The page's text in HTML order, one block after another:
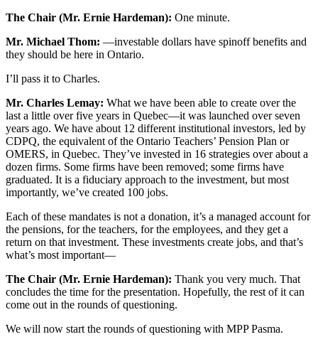
The Chair (Mr. Ernie Hardeman): One minute.
Mr. Michael Thom: —investable dollars have spinoff benefits and
they should be here in Ontario.
I’ll pass it to Charles.
Mr. Charles Lemay: What we have been able to create over the
last a little over five years in Quebec—it was launched over seven
years ago. We have about 12 different institutional investors, led by
CDPQ, the equivalent of the Ontario Teachers’ Pension Plan or
OMERS, in Quebec. They’ve invested in 16 strategies over about a
dozen firms. Some firms have been removed; some firms have
graduated. It is a fiduciary approach to the investment, but most
importantly, we’ve created 100 jobs.
Each of these mandates is not a donation, it’s a managed account for
the pensions, for the teachers, for the employees, and they get a
return on that investment. These investments create jobs, and that’s
what’s most important—
The Chair (Mr. Ernie Hardeman): Thank you very much. That
concludes the time for the presentation. Hopefully, the rest of it can
come out in the rounds of questioning.
We will now start the rounds of questioning with MPP Pasma.